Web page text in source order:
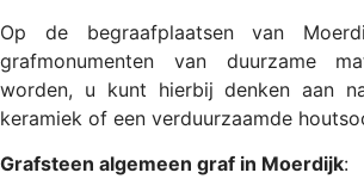
Op de begraafplaatsen van
grafmonumenten van duurzame
worden, u kunt hierbij denken aan
keramiek of een verduurzaamde
Grafsteen algemeen graf in Moerdijk: